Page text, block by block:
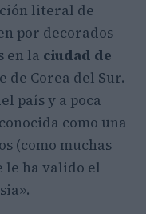
literal de
por decorados
en la ciudad de
de Corea del Sur.
país y a poca
como una
(como muchas
le ha valido el